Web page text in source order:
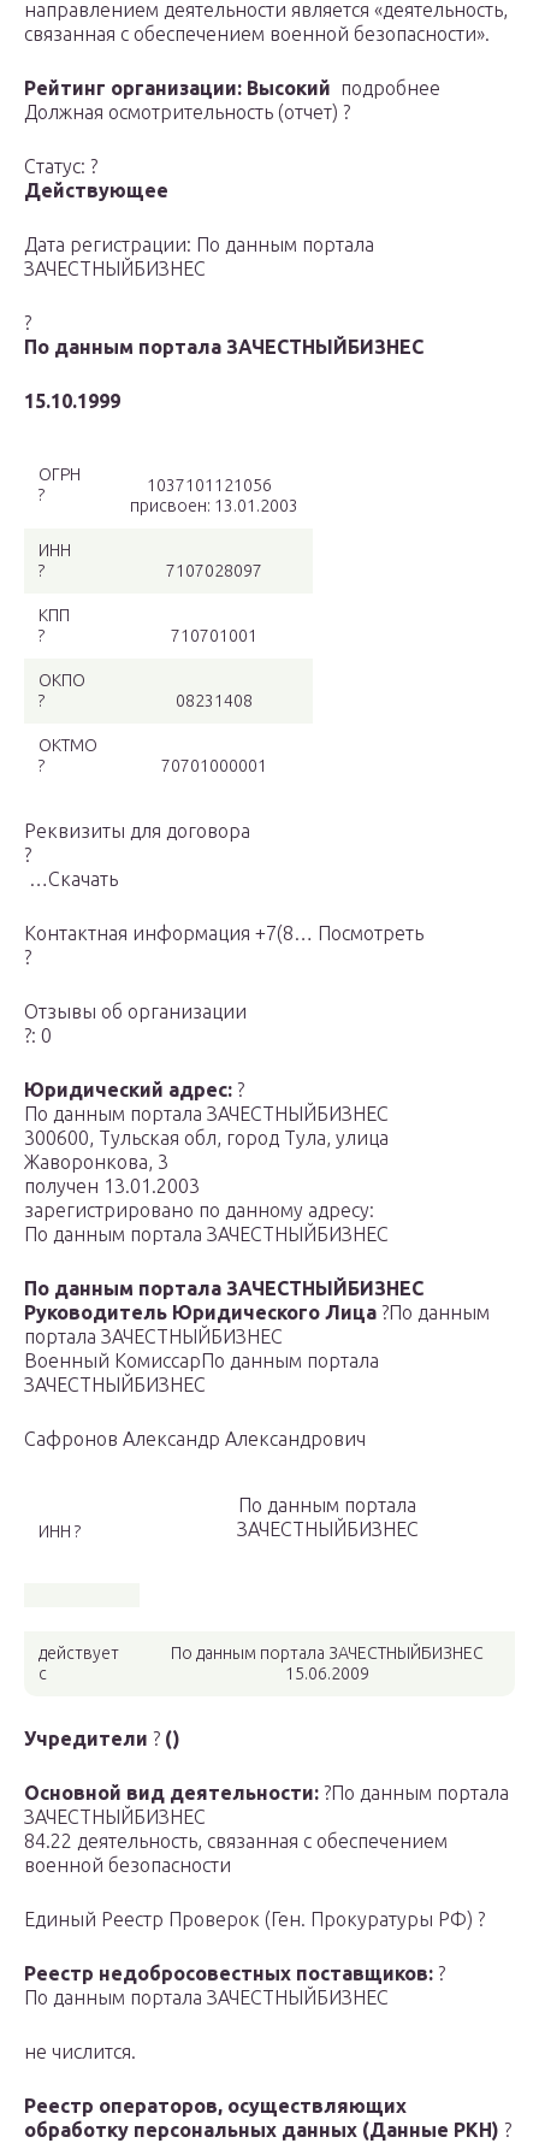
направлением деятельности является «деятельность,
связанная с обеспечением военной безопасности».
Рейтинг организации: Высокий подробнее
Должная осмотрительность (отчет) ?
Статус: ?
Действующее
Дата регистрации: По данным портала
ЗАЧЕСТНЫЙБИЗНЕС
?
По данным портала ЗАЧЕСТНЫЙБИЗНЕС
15.10.1999
ОГРН
?
1037101121056
присвоен: 13.01.2003
ИНН
?
7107028097
КПП
?
710701001
ОКПО
?
08231408
ОКТМО
?
70701000001
Реквизиты для договора
?
…Скачать
Контактная информация +7(8… Посмотреть
?
Отзывы об организации
?: 0
Юридический адрес: ?
По данным портала ЗАЧЕСТНЫЙБИЗНЕС
300600, Тульская обл, город Тула, улица
Жаворонкова, 3
получен 13.01.2003
зарегистрировано по данному адресу:
По данным портала ЗАЧЕСТНЫЙБИЗНЕС
По данным портала ЗАЧЕСТНЫЙБИЗНЕС
Руководитель Юридического Лица ?По данным
портала ЗАЧЕСТНЫЙБИЗНЕС
Военный КомиссарПо данным портала
ЗАЧЕСТНЫЙБИЗНЕС
Сафронов Александр Александрович
ИНН ?
По данным портала
ЗАЧЕСТНЫЙБИЗНЕС
действует
с
По данным портала ЗАЧЕСТНЫЙБИЗНЕС
15.06.2009
Учредители ? ()
Основной вид деятельности: ?По данным портала
ЗАЧЕСТНЫЙБИЗНЕС
84.22 деятельность, связанная с обеспечением
военной безопасности
Единый Реестр Проверок (Ген. Прокуратуры РФ) ?
Реестр недобросовестных поставщиков: ?
По данным портала ЗАЧЕСТНЫЙБИЗНЕС
не числится.
Реестр операторов, осуществляющих
обработку персональных данных (Данные РКН) ?